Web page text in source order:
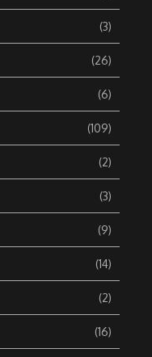
(3)
(26)
(6)
(109)
(2)
(3)
(9)
(14)
(2)
(16)